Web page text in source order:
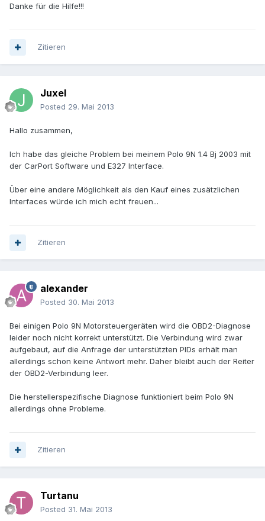
Danke für die Hilfe!!!
Zitieren
Juxel
Posted 29. Mai 2013
Hallo zusammen,
Ich habe das gleiche Problem bei meinem Polo 9N 1.4 Bj 2003 mit
der CarPort Software und E327 Interface.
Über eine andere Möglichkeit als den Kauf eines zusätzlichen
Interfaces würde ich mich echt freuen...
Zitieren
alexander
Posted 30. Mai 2013
Bei einigen Polo 9N Motorsteuergeräten wird die OBD2-Diagnose
leider noch nicht korrekt unterstützt. Die Verbindung wird zwar
aufgebaut, auf die Anfrage der unterstützten PIDs erhält man
allerdings schon keine Antwort mehr. Daher bleibt auch der Reiter
der OBD2-Verbindung leer.
Die herstellerspezifische Diagnose funktioniert beim Polo 9N
allerdings ohne Probleme.
Zitieren
Turtanu
Posted 31. Mai 2013